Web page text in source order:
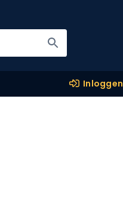
Inloggen